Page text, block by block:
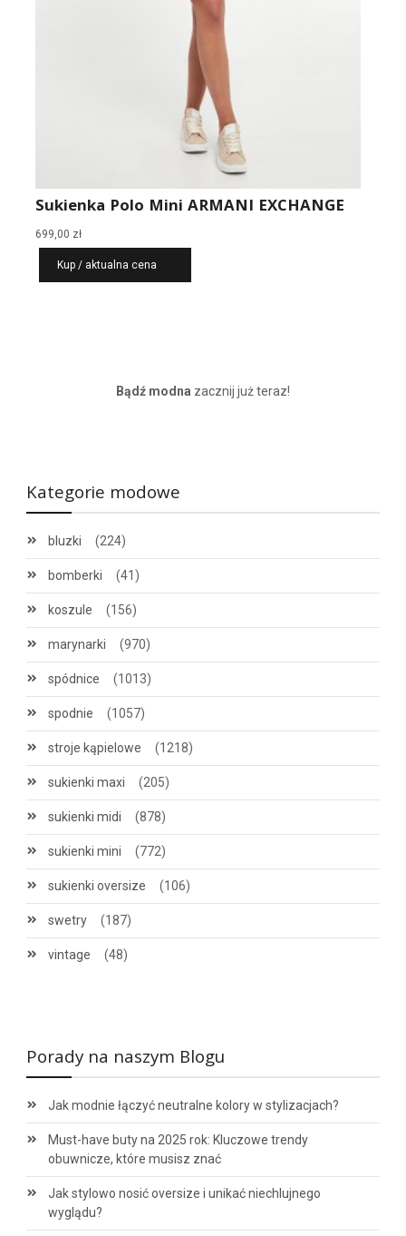
Sukienka Polo Mini ARMANI EXCHANGE
699,00 zł
Kup / aktualna cena
Bądź modna zacznij już teraz!
Kategorie modowe
bluzki (224)
bomberki (41)
koszule (156)
marynarki (970)
spódnice (1013)
spodnie (1057)
stroje kąpielowe (1218)
sukienki maxi (205)
sukienki midi (878)
sukienki mini (772)
sukienki oversize (106)
swetry (187)
vintage (48)
Porady na naszym Blogu
Jak modnie łączyć neutralne kolory w stylizacjach?
Must-have buty na 2025 rok: Kluczowe trendy
obuwnicze, które musisz znać
Jak stylowo nosić oversize i unikać niechlujnego
wyglądu?